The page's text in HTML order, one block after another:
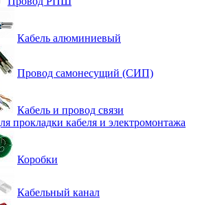
Кабель алюминиевый
Провод самонесущий (СИП)
Кабель и провод связи
прокладки кабеля и электромонтажа
Коробки
Кабельный канал